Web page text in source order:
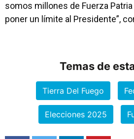
somos millones de Fuerza
poner un límite al Presidente”,
Temas de
Tierra Del Fuego
Elecciones 2025